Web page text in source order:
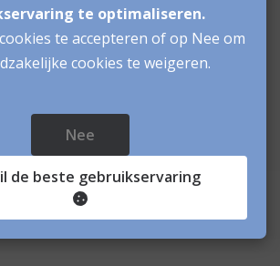
te optimaliseren.
te accepteren of op Nee om
cookies te weigeren.
Nee
de beste gebruikservaring